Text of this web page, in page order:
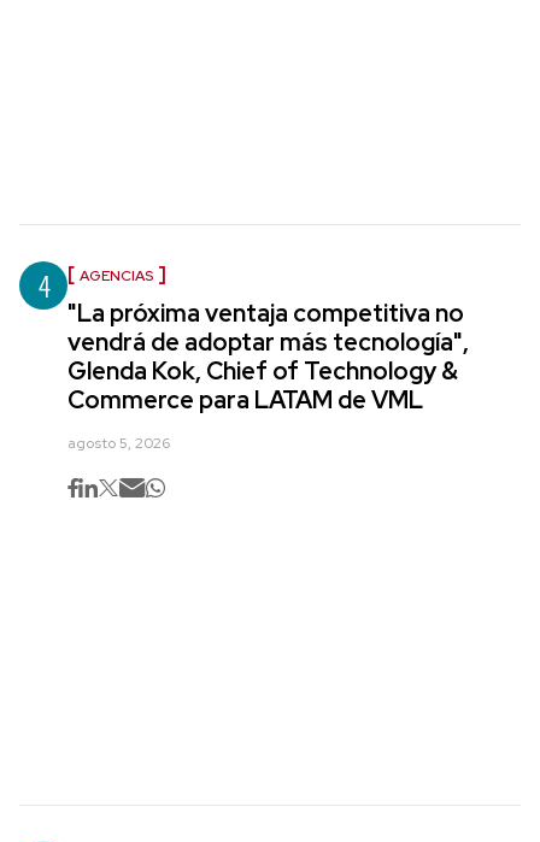
4 AGENCIAS
"La próxima ventaja competitiva no
vendrá de adoptar más tecnología",
Glenda Kok, Chief of Technology &
Commerce para LATAM de VML
agosto 5, 2026